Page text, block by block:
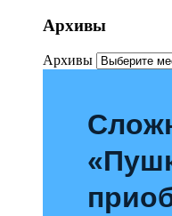
Архивы
Архивы